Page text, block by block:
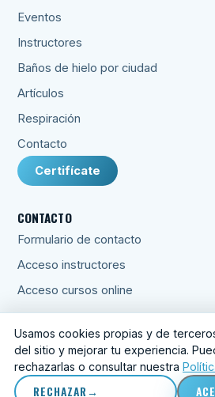
Eventos
Instructores
Baños de hielo por ciudad
Artículos
Respiración
Contacto
Certifícate
CONTACTO
Formulario de contacto
Acceso instructores
Acceso cursos online
© 2026 Respira Crece Lidera S.L.
Aviso legal·Privacidad·Condiciones·
de cookies
Usamos cookies propias y de
del sitio y mejorar tu experiencia.
rechazarlas o consultar nuestra
RECHAZAR